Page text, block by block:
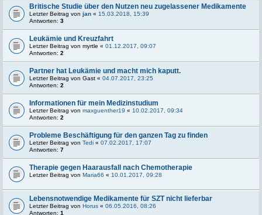
Britische Studie über den Nutzen neu zugelassener Medikamente
Letzter Beitrag von jan « 15.03.2018, 15:39
Antworten: 3
Leukämie und Kreuzfahrt
Letzter Beitrag von myrtle « 01.12.2017, 09:07
Antworten: 2
Partner hat Leukämie und macht mich kaputt.
Letzter Beitrag von Gast « 04.07.2017, 23:25
Antworten: 2
Informationen für mein Medizinstudium
Letzter Beitrag von maxguenther19 « 10.02.2017, 09:34
Antworten: 2
Probleme Beschäftigung für den ganzen Tag zu finden
Letzter Beitrag von Tedi « 07.02.2017, 17:07
Antworten: 7
Therapie gegen Haarausfall nach Chemotherapie
Letzter Beitrag von Maria66 « 10.01.2017, 09:28
Lebensnotwendige Medikamente für SZT nicht lieferbar
Letzter Beitrag von Horus « 06.05.2016, 08:26
Antworten: 1